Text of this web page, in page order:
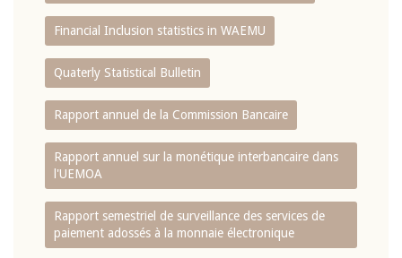
Financial Inclusion statistics in WAEMU
Quaterly Statistical Bulletin
Rapport annuel de la Commission Bancaire
Rapport annuel sur la monétique interbancaire dans
l'UEMOA
Rapport semestriel de surveillance des services de
paiement adossés à la monnaie électronique